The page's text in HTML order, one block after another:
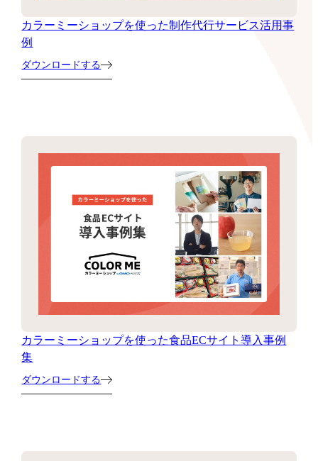
カラーミーショップを使った制作代行サービス活用事
例
ダウンロードする
カラーミーショップを使った食品ECサイト導入事例
集
ダウンロードする